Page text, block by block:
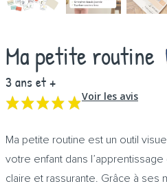
Ma petite routine
3 ans et +
Voir les avis
Ma petite routine est un outil
votre enfant dans
claire et rassurante. Grâce à ses